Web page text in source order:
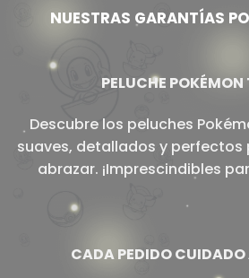
NUESTRAS GARANTÍAS
PELUCHE
Descubre los peluches
suaves, detallados y
abrazar. ¡Imprescindibles
CADA PEDIDO CUIDADO